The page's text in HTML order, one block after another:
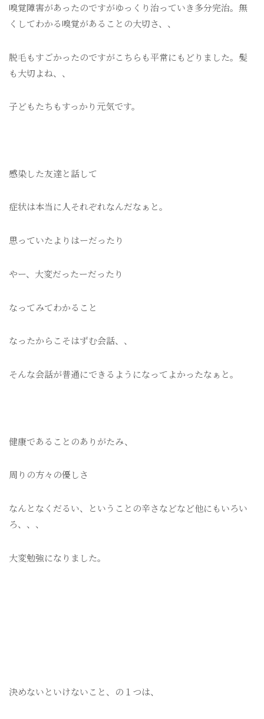
嗅覚障害があったのですがゆっくり治っていき多分完治。無
くしてわかる嗅覚があることの大切さ、、
脱毛もすごかったのですがこちらも平常にもどりました。髪
も大切よね、、
子どもたちもすっかり元気です。
感染した友達と話して
症状は本当に人それぞれなんだなぁと。
思っていたよりはーだったり
やー、大変だったーだったり
なってみてわかること
なったからこそはずむ会話、、
そんな会話が普通にできるようになってよかったなぁと。
健康であることのありがたみ、
周りの方々の優しさ
なんとなくだるい、ということの辛さなどなど他にもいろい
ろ、、、
大変勉強になりました。
決めないといけないこと、の１つは、